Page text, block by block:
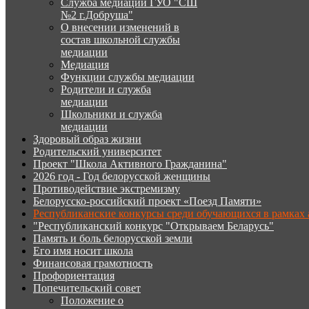
№2 г.Добруша"
О внесении изменений в
состав школьной службы
медиации
Медиация
Функции службы медиации
Родители и служба
медиации
Школьники и служба
медиации
Здоровый образ жизни
Родительский университет
Проект "Школа Активного Гражданина"
2026 год - Год белорусской женщины
Противодействие экстремизму
Белорусско-российский проект «Поезд Памяти»
Республиканские конкурсы среди обучающихся в
"Республиканский конкурс "Открываем Беларусь"
Память и боль белорусской земли
Его имя носит школа
Финансовая грамотность
Профориентация
Попечительский совет
Положение о